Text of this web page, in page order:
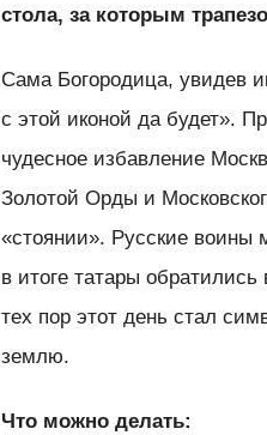
стола, за которым
Сама Богородица, увидев
с этой иконой да будет».
чудесное избавление
Золотой Орды и
«стоянии». Русские воины
в итоге татары
тех пор этот день стал
землю.
Что можно делать: